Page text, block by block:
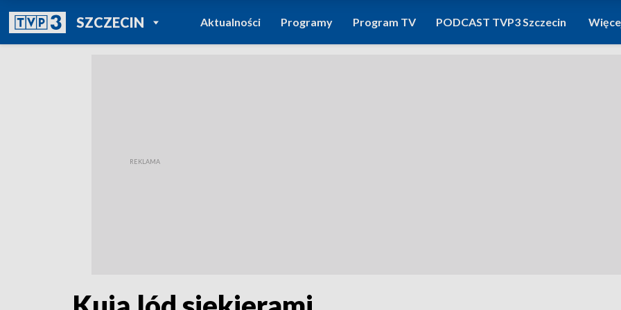
SZCZECINPOWRÓT DO
TVP REGIONY
Aktualności Programy Program TV PODCAST TVP3 Szczecin